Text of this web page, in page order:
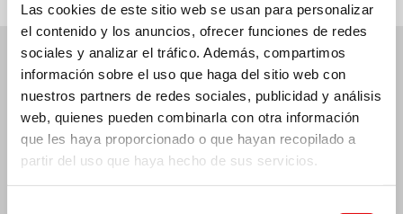
Las cookies de este sitio web se usan para personalizar
el contenido y los anuncios, ofrecer funciones de redes
sociales y analizar el tráfico. Además, compartimos
información sobre el uso que haga del sitio web con
nuestros partners de redes sociales, publicidad y análisis
web, quienes pueden combinarla con otra información
que les haya proporcionado o que hayan recopilado a
partir del uso que haya hecho de sus servicios.
Últimas noticias: